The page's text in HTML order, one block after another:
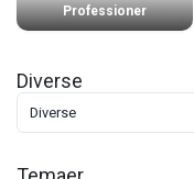
Professioner
Diverse
Diverse